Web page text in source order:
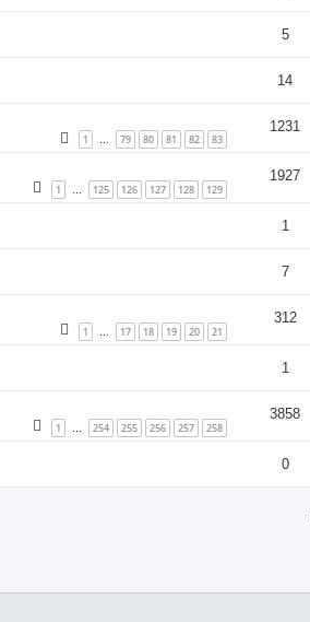
5
14
1 … 79 80 81 82 83
1231
1 … 125 126 127 128 129
1927
1
7
1 … 17 18 19 20 21
312
1
1 254 255 256 257 258
3858
0